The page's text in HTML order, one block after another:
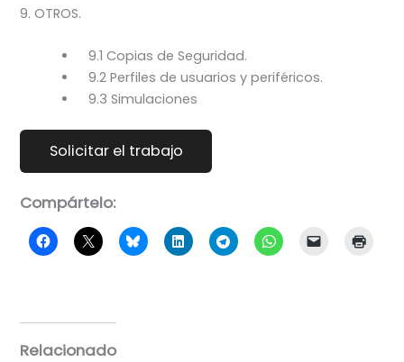
9. OTROS.
9.1 Copias de Seguridad.
9.2 Perfiles de usuarios y periféricos.
9.3 Simulaciones
Compártelo:
Relacionado